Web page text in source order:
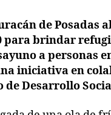
de Posadas
para brindar
a personas
iniciativa en
Desarrollo